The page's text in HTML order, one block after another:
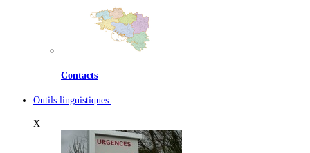
Contacts
Outils linguistiques
X